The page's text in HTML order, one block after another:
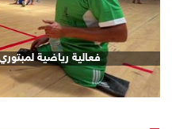
فعالية رياضية